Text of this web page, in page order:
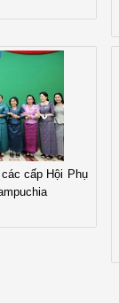
cấp Hội Phụ